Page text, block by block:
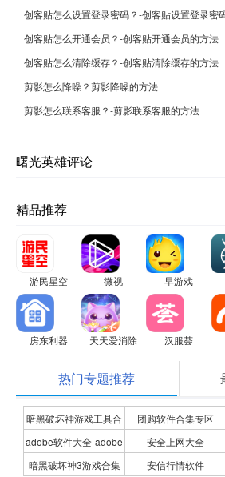
创客贴怎么设置登录密码？-创客贴设置登录密
创客贴怎么开通会员？-创客贴开通会员的方法
创客贴怎么清除缓存？-创客贴清除缓存的方法
剪影怎么降噪？剪影降噪的方法
剪影怎么联系客服？-剪影联系客服的方法
曙光英雄评论
精品推荐
游民星空 微视 早游戏
房东利器 天天爱消除 汉服荟
热门专题推荐
暗黑破坏神游戏工具合
集
团购软件合集专区
adobe软件大全-adobe
全系列软件下载-adobe
安全上网大全
暗黑破坏神3游戏合集 安信行情软件